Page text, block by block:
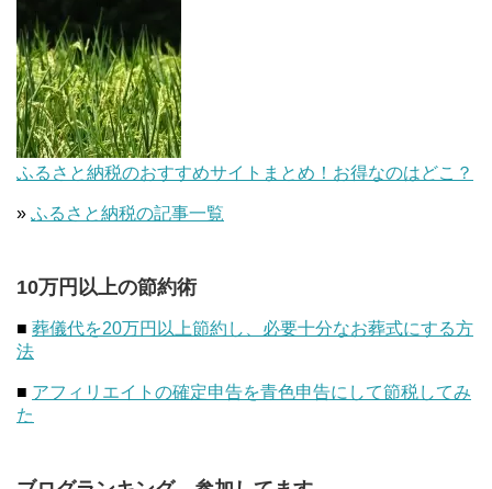
ふるさと納税のおすすめサイトまとめ！お得なのはどこ？
» ふるさと納税の記事一覧
10万円以上の節約術
■ 葬儀代を20万円以上節約し、必要十分なお葬式にする方
法
■ アフィリエイトの確定申告を青色申告にして節税してみ
た